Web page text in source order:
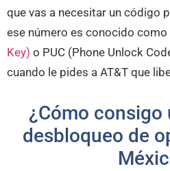
que vas a necesitar un código
ese número es conocido como
Key) o PUC (Phone Unlock
cuando le pides a AT&T que
¿Cómo consigo
desbloqueo de